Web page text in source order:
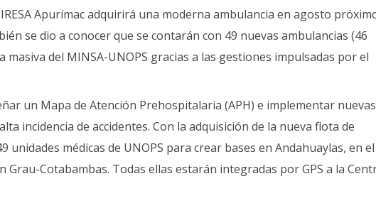
Apurímac adquirirá una moderna ambulancia en agosto
se dio a conocer que se contarán con 49 nuevas ambulancias (46
del MINSA-UNOPS gracias a las gestiones impulsadas por el
un Mapa de Atención Prehospitalaria (APH) e implementar nuevas
incidencia de accidentes. Con la adquisición de la nueva flota de
unidades médicas de UNOPS para crear bases en Andahuaylas, en el
Grau-Cotabambas. Todas ellas estarán integradas por GPS a la